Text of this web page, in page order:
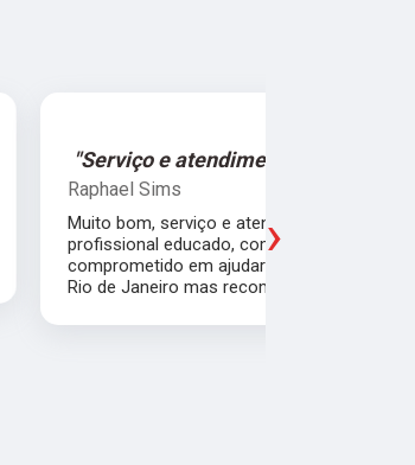
de primeira."
e atendimento de primeira,
competente e
ajudar o próximo. Moro no
recomendo muito.
›